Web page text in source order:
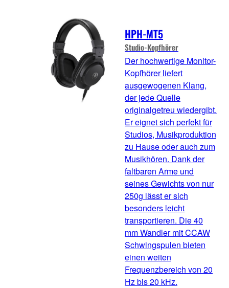
HPH-MT5
Studio-Kopfhörer
Der hochwertige Monitor-
Kopfhörer liefert
ausgewogenen Klang,
der jede Quelle
originalgetreu wiedergibt.
Er eignet sich perfekt für
Studios, Musikproduktion
zu Hause oder auch zum
Musikhören. Dank der
faltbaren Arme und
seines Gewichts von nur
250g lässt er sich
besonders leicht
transportieren. Die 40
mm Wandler mit CCAW
Schwingspulen bieten
einen weiten
Frequenzbereich von 20
Hz bis 20 kHz.